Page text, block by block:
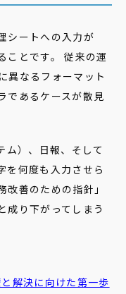
シートへの入力が
ことです。 従来の運
異なるフォーマット
であるケースが散見
ム）、日報、そして
を何度も入力させら
善のための指針」
成り下がってしまう
解決に向けた第一歩